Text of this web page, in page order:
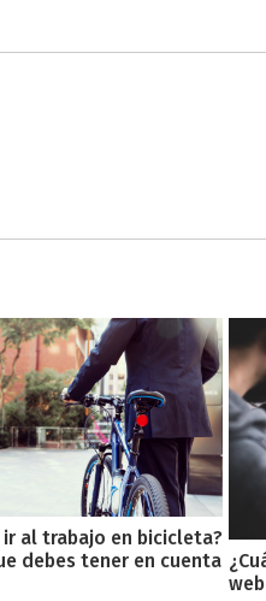
ir al trabajo en bicicleta?
debes tener en cuenta